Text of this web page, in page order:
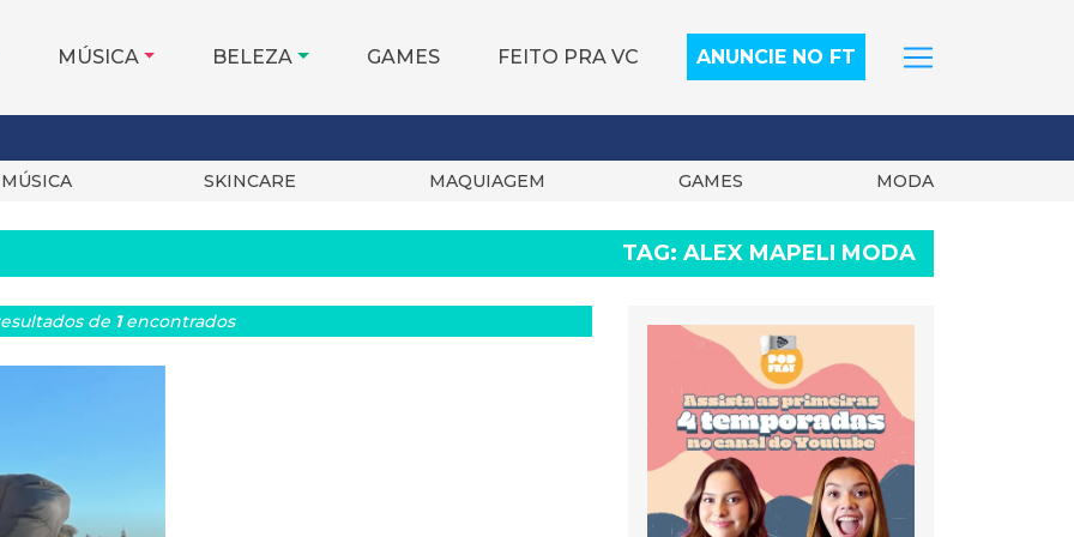
MÚSICA BELEZA GAMES FEITO PRA VC ANUNCIE NO FT
MÚSICA SKINCARE MAQUIAGEM GAMES MODA
TAG: ALEX MAPELI MODA
de 1encontrados